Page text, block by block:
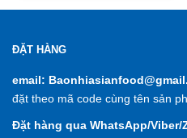
ĐẶT HÀNG
email:
đặt theo mã code cùng tên sản
Đặt hàng qua WhatsApp/Viber/